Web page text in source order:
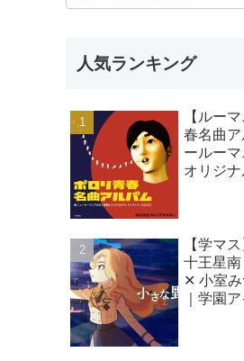
人気ランキング
【ルー
春名曲ア
ールー
オリジ
【学マ
十王星
✕ 小室
｜学園